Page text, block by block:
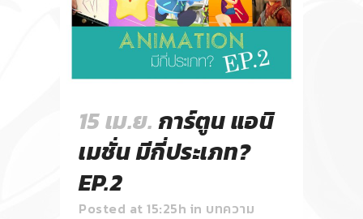
15 เม.ย. การ์ตูน แอนิ
เมชั่น มีกี่ประเภท?
EP.2
Posted at 15:25h in บทความ